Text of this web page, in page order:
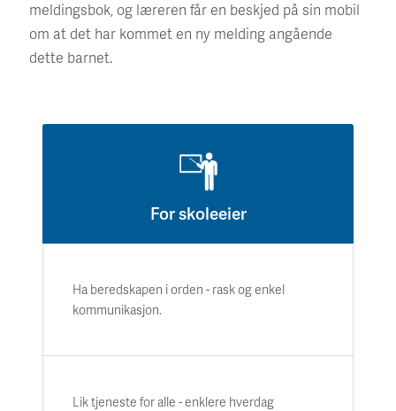
meldingsbok, og læreren får en beskjed på sin mobil
om at det har kommet en ny melding angående
dette barnet.
For skoleeier
Ha beredskapen i orden - rask og enkel
kommunikasjon.
Lik tjeneste for alle - enklere hverdag